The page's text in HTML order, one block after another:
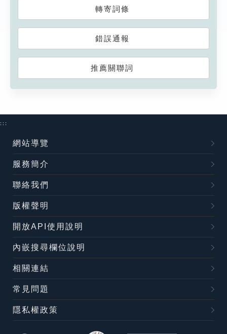
轉寄詞條
錯誤通報
推薦關聯詞
:::
網站導覽
服務簡介
聯絡我們
版權聲明
開放API使用說明
內嵌搜尋欄位說明
相關連結
常見問題
隱私權政策